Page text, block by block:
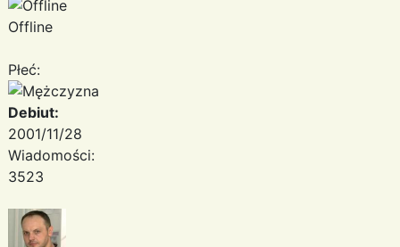
Offline
Płeć:
Debiut:
2001/11/28
Wiadomości:
3523